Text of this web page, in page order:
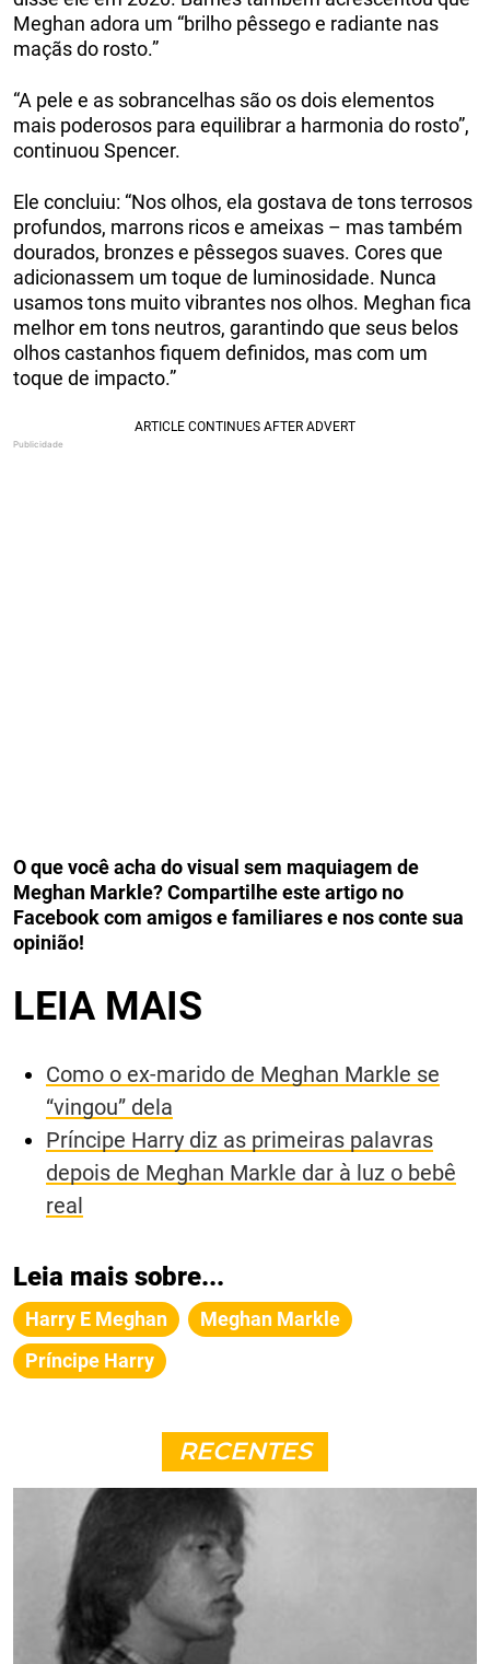
Meghan adora um “brilho pêssego e radiante nas
maçãs do rosto.”
“A pele e as sobrancelhas são os dois elementos
mais poderosos para equilibrar a harmonia do rosto”,
continuou Spencer.
Ele concluiu: “Nos olhos, ela gostava de tons terrosos
profundos, marrons ricos e ameixas – mas também
dourados, bronzes e pêssegos suaves. Cores que
adicionassem um toque de luminosidade. Nunca
usamos tons muito vibrantes nos olhos. Meghan fica
melhor em tons neutros, garantindo que seus belos
olhos castanhos fiquem definidos, mas com um
toque de impacto.”
O que você acha do visual sem maquiagem de
Meghan Markle? Compartilhe este artigo no
Facebook com amigos e familiares e nos conte sua
opinião!
LEIA MAIS
Como o ex-marido de Meghan Markle se
“vingou” dela
Príncipe Harry diz as primeiras palavras
depois de Meghan Markle dar à luz o bebê
real
Leia mais sobre...
Harry E Meghan
Meghan Markle
Príncipe Harry
RECENTES